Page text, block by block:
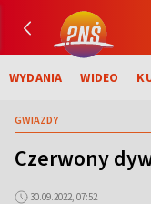
WYDANIA WIDEO
GWIAZDY
Czerwony
30.09.2022, 07:52